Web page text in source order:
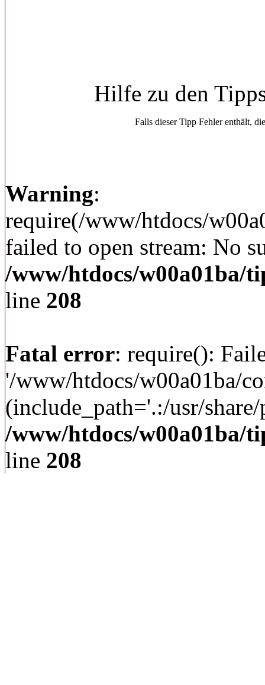
Hilfe zu den
Falls dieser Tipp Fehler enthält,
Warning:
require(/www/htdocs/
failed to open stream: No
/www/htdocs/w00a01ba/
line 208
Fatal error: require():
'/www/htdocs/w00a01ba/
(include_path='.:/usr/
/www/htdocs/w00a01ba/
line 208